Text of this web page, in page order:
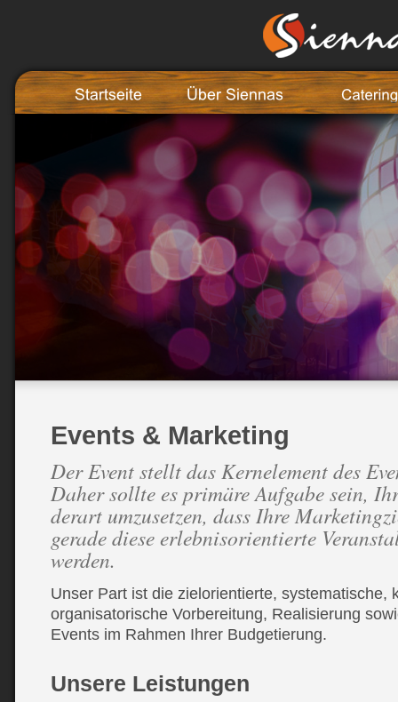
Über Siennas Catering
Events & Marketing
Der Event stellt das Kernelement des
Daher sollte es primäre Aufgabe sein,
derart umzusetzen, dass Ihre
gerade diese erlebnisorientierte
werden.
Unser Part ist die zielorientierte, systematische,
organisatorische Vorbereitung, Realisierung
Events im Rahmen Ihrer Budgetierung.
Unsere Leistungen